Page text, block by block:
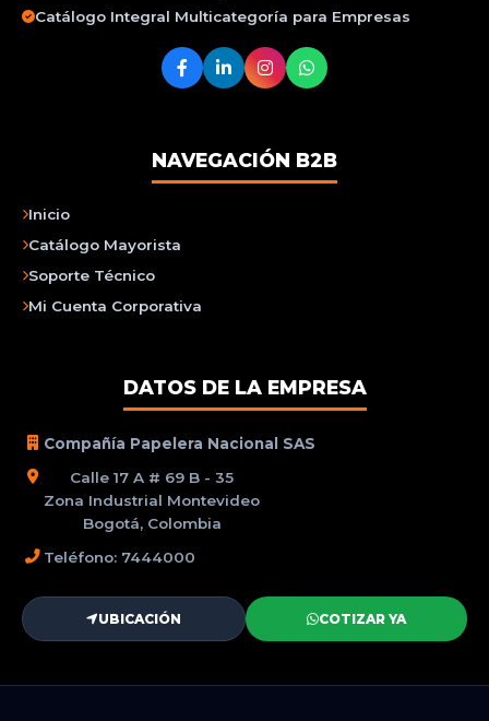
Catálogo Integral Multicategoría para Empresas
NAVEGACIÓN B2B
Inicio
Catálogo Mayorista
Soporte Técnico
Mi Cuenta Corporativa
DATOS DE LA EMPRESA
Compañía Papelera Nacional SAS
Calle 17 A # 69 B - 35
Zona Industrial Montevideo
Bogotá, Colombia
Teléfono: 7444000
UBICACIÓN COTIZAR YA